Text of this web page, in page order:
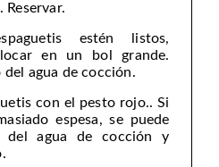
estén listos,
en un bol grande.
del agua de cocción.
con el pesto rojo.. Si
espesa, se puede
del agua de cocción y